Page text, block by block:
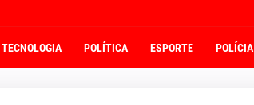
TECNOLOGIA POLÍTICA ESPORTE POLÍCIA